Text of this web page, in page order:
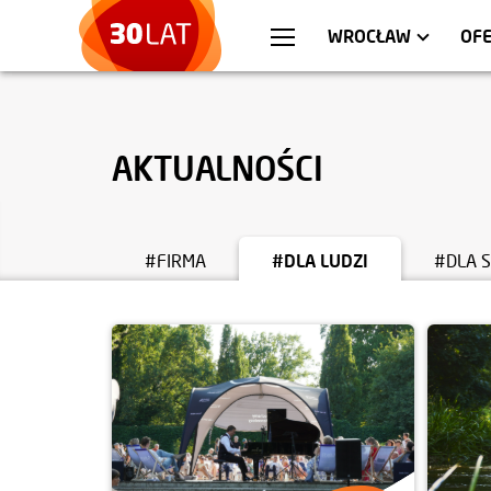
WROCŁAW
WARSZAWA
MIESZKANIA
AKTUALNOŚCI
#FIRMA #DLA LUDZI #DLA